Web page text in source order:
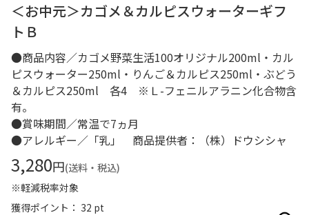
＜お中元＞カゴメ＆カルピスウォーターギフ
トＢ
●商品内容／カゴメ野菜生活100オリジナル200ml・カル
ピスウォーター250ml・りんご＆カルピス250ml・ぶどう
＆カルピス250ml 各4 ※Ｌ-フェニルアラニン化合物含
有。
●賞味期間／常温で7ヵ月
●アレルギー／「乳」 商品提供者：（株）ドウシシャ
3,280円(送料・税込)
※軽減税率対象
獲得ポイント： 32 pt